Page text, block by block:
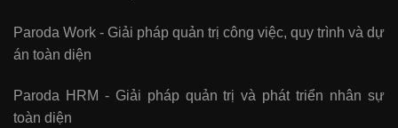
Paroda Work - Giải pháp quản trị công việc, quy trình và dự
án toàn diện
Paroda HRM - Giải pháp quản trị và phát triển nhân sự
toàn diện